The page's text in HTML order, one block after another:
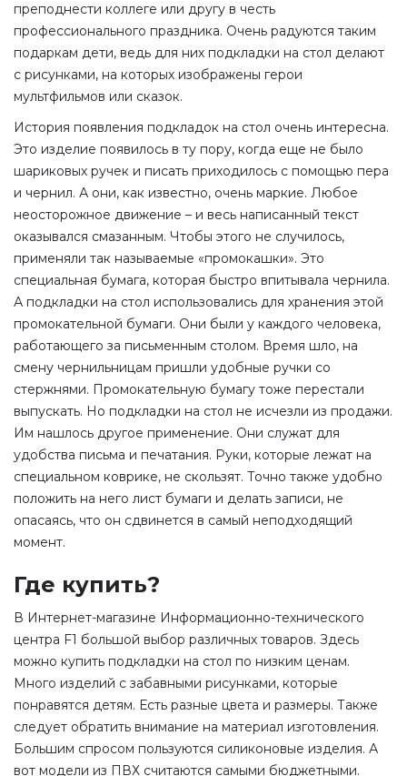
преподнести коллеге или другу в честь
профессионального праздника. Очень радуются таким
подаркам дети, ведь для них подкладки на стол делают
с рисунками, на которых изображены герои
мультфильмов или сказок.
История появления подкладок на стол очень интересна.
Это изделие появилось в ту пору, когда еще не было
шариковых ручек и писать приходилось с помощью пера
и чернил. А они, как известно, очень маркие. Любое
неосторожное движение – и весь написанный текст
оказывался смазанным. Чтобы этого не случилось,
применяли так называемые «промокашки». Это
специальная бумага, которая быстро впитывала чернила.
А подкладки на стол использовались для хранения этой
промокательной бумаги. Они были у каждого человека,
работающего за письменным столом. Время шло, на
смену чернильницам пришли удобные ручки со
стержнями. Промокательную бумагу тоже перестали
выпускать. Но подкладки на стол не исчезли из продажи.
Им нашлось другое применение. Они служат для
удобства письма и печатания. Руки, которые лежат на
специальном коврике, не скользят. Точно также удобно
положить на него лист бумаги и делать записи, не
опасаясь, что он сдвинется в самый неподходящий
момент.
Где купить?
В Интернет-магазине Информационно-технического
центра F1 большой выбор различных товаров. Здесь
можно купить подкладки на стол по низким ценам.
Много изделий с забавными рисунками, которые
понравятся детям. Есть разные цвета и размеры. Также
следует обратить внимание на материал изготовления.
Большим спросом пользуются силиконовые изделия. А
вот модели из ПВХ считаются самыми бюджетными.